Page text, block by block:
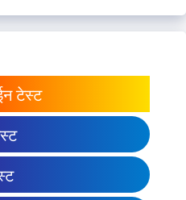
टेस्ट